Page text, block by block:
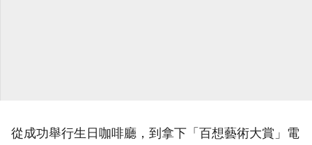
從成功舉行生日咖啡廳，到拿下「百想藝術大賞」電